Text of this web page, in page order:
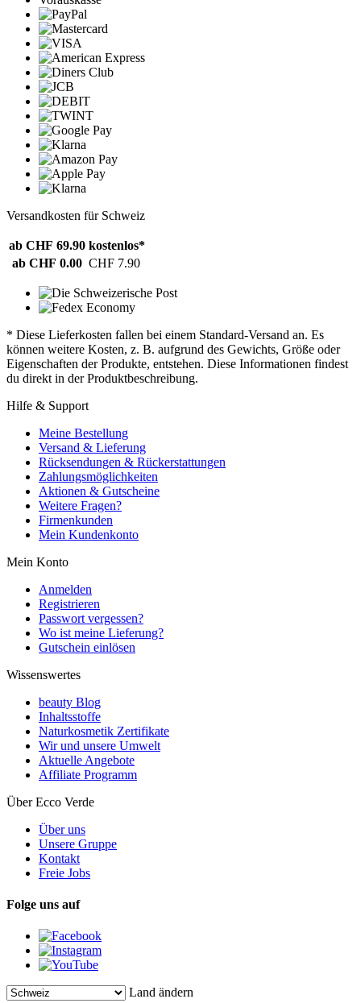
Versandkosten für Schweiz
ab CHF 69.90 kostenlos*
ab CHF 0.00 CHF 7.90
* Diese Lieferkosten fallen bei einem Standard-Versand an. Es
können weitere Kosten, z. B. aufgrund des Gewichts, Größe oder
Eigenschaften der Produkte, entstehen. Diese Informationen findest
du direkt in der Produktbeschreibung.
Hilfe & Support
Meine Bestellung
Versand & Lieferung
Rücksendungen & Rückerstattungen
Zahlungsmöglichkeiten
Aktionen & Gutscheine
Weitere Fragen?
Firmenkunden
Mein Kundenkonto
Mein Konto
Anmelden
Registrieren
Passwort vergessen?
Wo ist meine Lieferung?
Gutschein einlösen
Wissenswertes
beauty Blog
Inhaltsstoffe
Naturkosmetik Zertifikate
Wir und unsere Umwelt
Aktuelle Angebote
Affiliate Programm
Über Ecco Verde
Über uns
Unsere Gruppe
Kontakt
Freie Jobs
Folge uns auf
Land ändern